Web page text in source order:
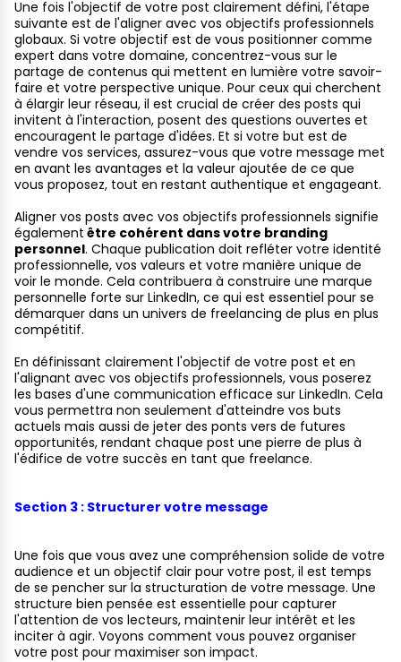
Une fois l'objectif de votre post clairement défini, l'étape
suivante est de l'aligner avec vos objectifs professionnels
globaux. Si votre objectif est de vous positionner comme
expert dans votre domaine, concentrez-vous sur le
partage de contenus qui mettent en lumière votre savoir-
faire et votre perspective unique. Pour ceux qui cherchent
à élargir leur réseau, il est crucial de créer des posts qui
invitent à l'interaction, posent des questions ouvertes et
encouragent le partage d'idées. Et si votre but est de
vendre vos services, assurez-vous que votre message met
en avant les avantages et la valeur ajoutée de ce que
vous proposez, tout en restant authentique et engageant.
Aligner vos posts avec vos objectifs professionnels signifie
également être cohérent dans votre branding
personnel. Chaque publication doit refléter votre identité
professionnelle, vos valeurs et votre manière unique de
voir le monde. Cela contribuera à construire une marque
personnelle forte sur LinkedIn, ce qui est essentiel pour se
démarquer dans un univers de freelancing de plus en plus
compétitif.
En définissant clairement l'objectif de votre post et en
l'alignant avec vos objectifs professionnels, vous poserez
les bases d'une communication efficace sur LinkedIn. Cela
vous permettra non seulement d'atteindre vos buts
actuels mais aussi de jeter des ponts vers de futures
opportunités, rendant chaque post une pierre de plus à
l'édifice de votre succès en tant que freelance.
Section 3 : Structurer votre message
Une fois que vous avez une compréhension solide de votre
audience et un objectif clair pour votre post, il est temps
de se pencher sur la structuration de votre message. Une
structure bien pensée est essentielle pour capturer
l'attention de vos lecteurs, maintenir leur intérêt et les
inciter à agir. Voyons comment vous pouvez organiser
votre post pour maximiser son impact.